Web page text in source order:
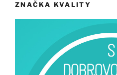
ZNAČKA KVALITY